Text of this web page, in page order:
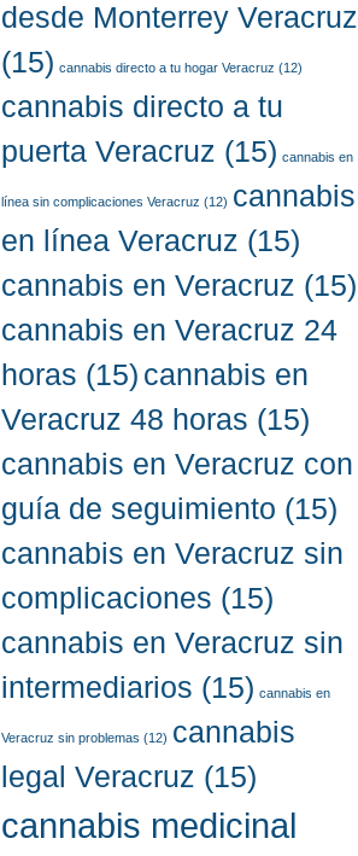
desde Monterrey Veracruz
(15) cannabis directo a tu hogar Veracruz (12)
cannabis directo a tu
puerta Veracruz (15) cannabis en
línea sin complicaciones Veracruz (12) cannabis
en línea Veracruz (15)
cannabis en Veracruz (15)
cannabis en Veracruz 24
horas (15) cannabis en
Veracruz 48 horas (15)
cannabis en Veracruz con
guía de seguimiento (15)
cannabis en Veracruz sin
complicaciones (15)
cannabis en Veracruz sin
intermediarios (15) cannabis en
Veracruz sin problemas (12) cannabis
legal Veracruz (15)
cannabis medicinal